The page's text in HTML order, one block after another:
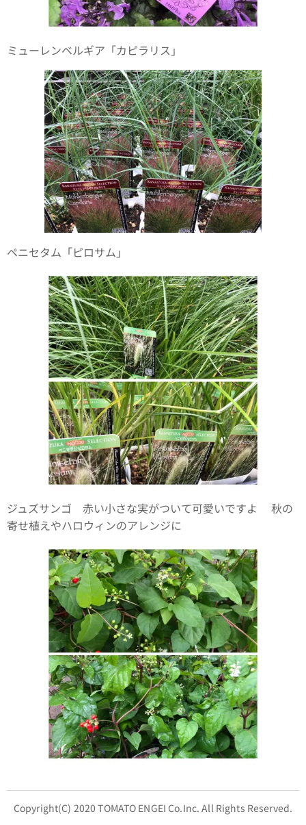
ミューレンベルギア「カピラリス」
ペニセタム「ピロサム」
ジュズサンゴ 赤い小さな実がついて可愛いですよ😍秋の
寄せ植えやハロウィンのアレンジに✨
Copyright(C) 2020 TOMATO ENGEI Co.Inc. All Rights Reserved.